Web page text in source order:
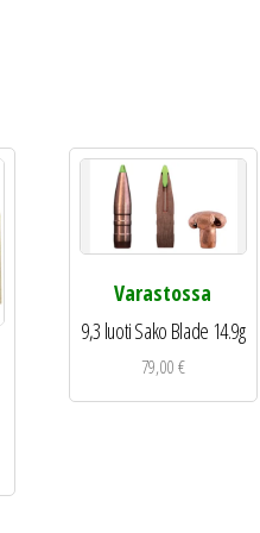
Varastossa
9,3 luoti Sako Blade 14.9g
79,00€